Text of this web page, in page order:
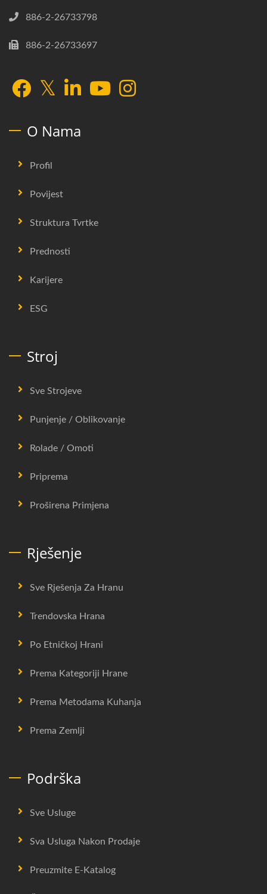
886-2-26733798
886-2-26733697
O Nama
Profil
Povijest
Struktura Tvrtke
Prednosti
Karijere
ESG
Stroj
Sve Strojeve
Punjenje / Oblikovanje
Rolade / Omoti
Priprema
Proširena Primjena
Rješenje
Sve Rješenja Za Hranu
Trendovska Hrana
Po Etničkoj Hrani
Prema Kategoriji Hrane
Prema Metodama Kuhanja
Prema Zemlji
Podrška
Sve Usluge
Sva Usluga Nakon Prodaje
Preuzmite E-Katalog